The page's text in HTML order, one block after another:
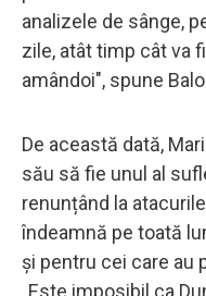
analizele de sânge,
zile, atât timp cât va
amândoi", spune
De această dată,
său să fie unul al
renunțând la
îndeamnă pe toată
și pentru cei care au
„Este imposibil ca